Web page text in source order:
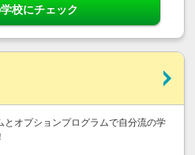
校にチェック
とオプションプログラムで自分流の学